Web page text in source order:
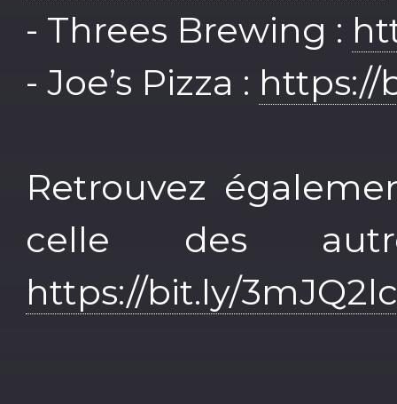
- Threes Brewing :
- Joe’s Pizza : https://
Retrouvez
celle des
https://bit.ly/